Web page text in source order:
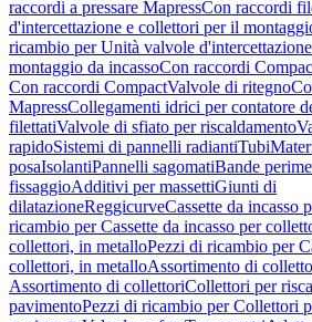
raccordi a pressare MapressCon raccordi
d'intercettazione e collettori per il
ricambio per Unità valvole
montaggio da incassoCon raccordi
Con raccordi CompactValvole di ritegno
MapressCollegamenti idrici per contatore
filettatiValvole di sfiato per riscaldamento
rapidoSistemi di pannelli radiantiTubi
posaIsolantiPannelli sagomatiBande
fissaggioAdditivi per massettiGiunti di
dilatazioneReggicurveCassette da incasso
ricambio per Cassette da incasso per
collettori, in metalloPezzi di ricambio per
collettori, in metalloAssortimento di
Assortimento di collettoriCollettori per
pavimentoPezzi di ricambio per Collettori